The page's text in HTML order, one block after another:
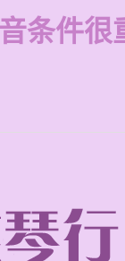
条件很